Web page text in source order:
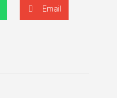
Email